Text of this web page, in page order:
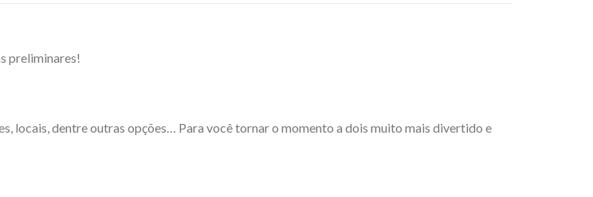
preliminares!
locais, dentre outras opções… Para você tornar o momento a dois muito mais divertido e